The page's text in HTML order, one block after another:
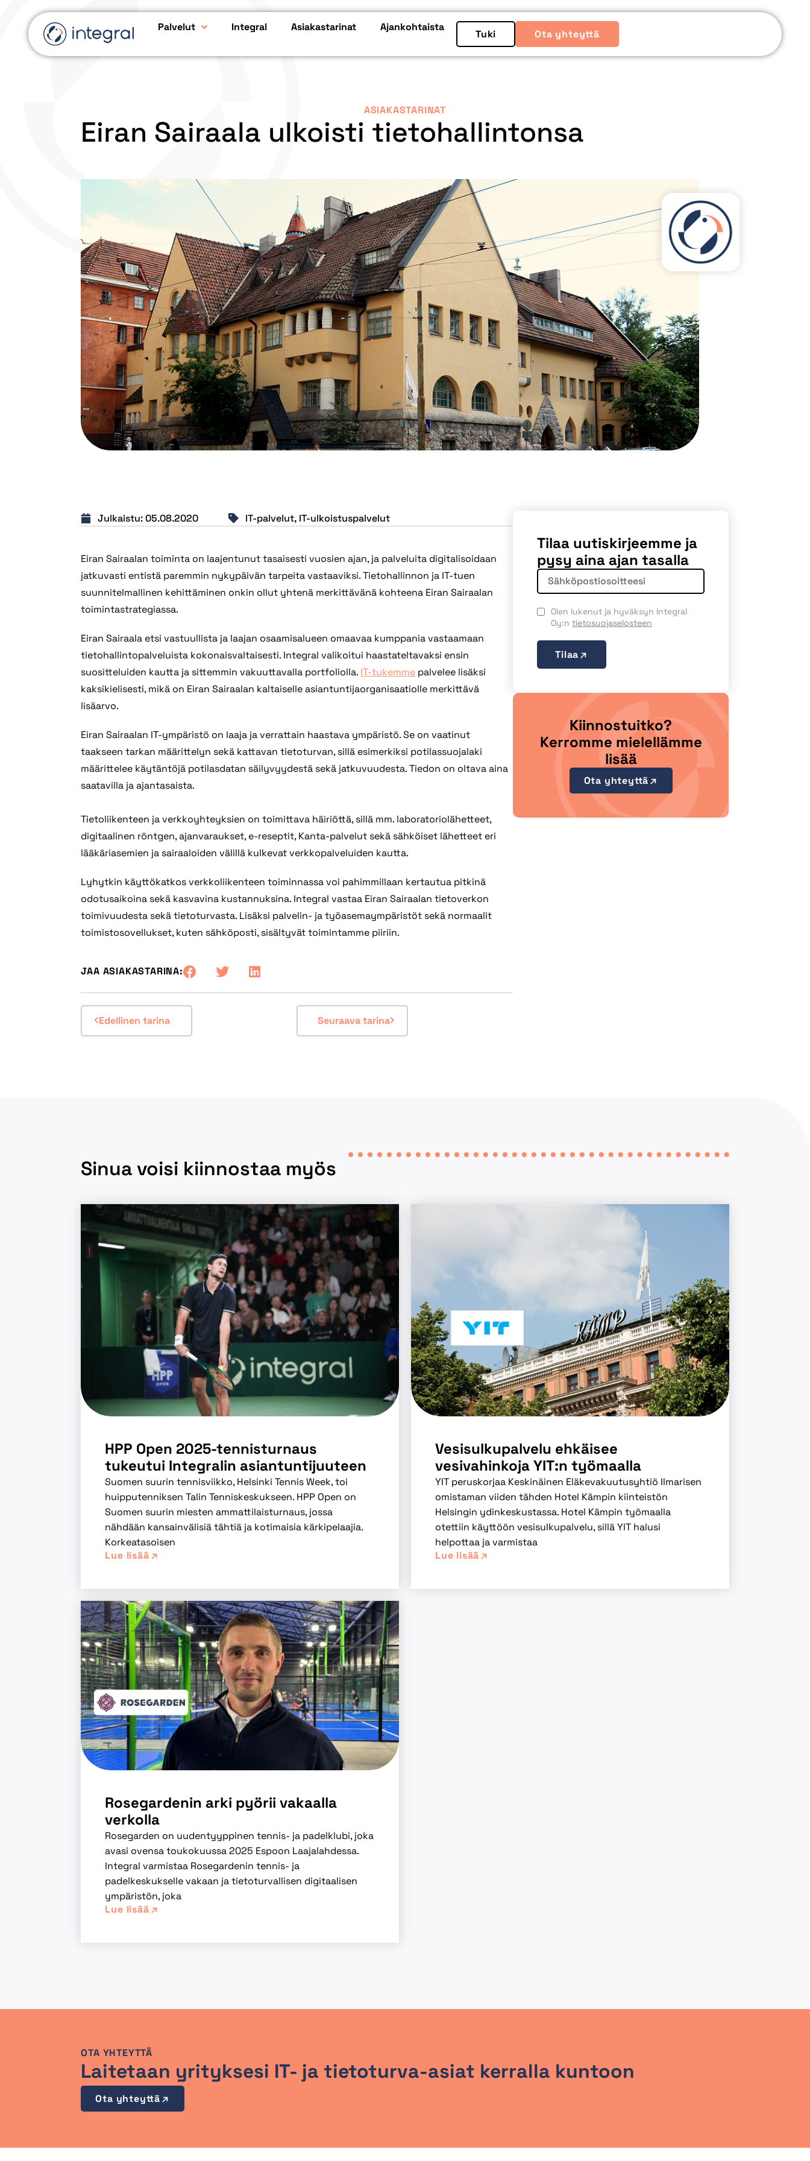
Palvelut Integral Asiakastarinat Ajankohtaista
Tuki Ota yhteyttä
ASIAKASTARINAT
Eiran Sairaala ulkoisti tietohallintonsa
Julkaistu: 05.08.2020 IT-palvelut, IT-ulkoistuspalvelut
Eiran Sairaalan toiminta on laajentunut tasaisesti vuosien ajan, ja palveluita digitalisoidaan
jatkuvasti entistä paremmin nykypäivän tarpeita vastaaviksi. Tietohallinnon ja IT-tuen
suunnitelmallinen kehittäminen onkin ollut yhtenä merkittävänä kohteena Eiran Sairaalan
toimintastrategiassa.
Eiran Sairaala etsi vastuullista ja laajan osaamisalueen omaavaa kumppania vastaamaan
tietohallintopalveluista kokonaisvaltaisesti. Integral valikoitui haastateltavaksi ensin
suositteluiden kautta ja sittemmin vakuuttavalla portfoliolla. IT-tukemme palvelee lisäksi
kaksikielisesti, mikä on Eiran Sairaalan kaltaiselle asiantuntijaorganisaatiolle merkittävä
lisäarvo.
Eiran Sairaalan IT-ympäristö on laaja ja verrattain haastava ympäristö. Se on vaatinut
taakseen tarkan määrittelyn sekä kattavan tietoturvan, sillä esimerkiksi potilassuojalaki
määrittelee käytäntöjä potilasdatan säilyvyydestä sekä jatkuvuudesta. Tiedon on oltava aina
saatavilla ja ajantasaista.
Tietoliikenteen ja verkkoyhteyksien on toimittava häiriöttä, sillä mm. laboratoriolähetteet,
digitaalinen röntgen, ajanvaraukset, e-reseptit, Kanta-palvelut sekä sähköiset lähetteet eri
lääkäriasemien ja sairaaloiden välillä kulkevat verkkopalveluiden kautta.
Lyhytkin käyttökatkos verkkoliikenteen toiminnassa voi pahimmillaan kertautua pitkinä
odotusaikoina sekä kasvavina kustannuksina. Integral vastaa Eiran Sairaalan tietoverkon
toimivuudesta sekä tietoturvasta. Lisäksi palvelin- ja työasemaympäristöt sekä normaalit
toimistosovellukset, kuten sähköposti, sisältyvät toimintamme piiriin.
JAA ASIAKASTARINA:
Edellinen tarina Seuraava tarina
Tilaa uutiskirjeemme ja
pysy aina ajan tasalla
Olen lukenut ja hyväksyn Integral
Oy:ntietosuojaselosteen
Tilaa
Kiinnostuitko?
Kerromme mielellämme
lisää
Ota yhteyttä
Sinua voisi kiinnostaa myös
HPP Open 2025-tennisturnaus
tukeutui Integralin asiantuntijuuteen
Suomen suurin tennisviikko, Helsinki Tennis Week, toi
huipputenniksen Talin Tenniskeskukseen. HPP Open on
Suomen suurin miesten ammattilaisturnaus, jossa
nähdään kansainvälisiä tähtiä ja kotimaisia kärkipelaajia.
Korkeatasoisen
Lue lisää
Vesisulkupalvelu ehkäisee
vesivahinkoja YIT:n työmaalla
YIT peruskorjaa Keskinäinen Eläkevakuutusyhtiö Ilmarisen
omistaman viiden tähden Hotel Kämpin kiinteistön
Helsingin ydinkeskustassa. Hotel Kämpin työmaalla
otettiin käyttöön vesisulkupalvelu, sillä YIT halusi
helpottaa ja varmistaa
Lue lisää
Rosegardenin arki pyörii vakaalla
verkolla
Rosegarden on uudentyyppinen tennis- ja padelklubi, joka
avasi ovensa toukokuussa 2025 Espoon Laajalahdessa.
Integral varmistaa Rosegardenin tennis- ja
padelkeskukselle vakaan ja tietoturvallisen digitaalisen
ympäristön, joka
Lue lisää
OTA YHTEYTTÄ
Laitetaan yrityksesi IT- ja tietoturva-asiat kerralla kuntoon
Ota yhteyttä